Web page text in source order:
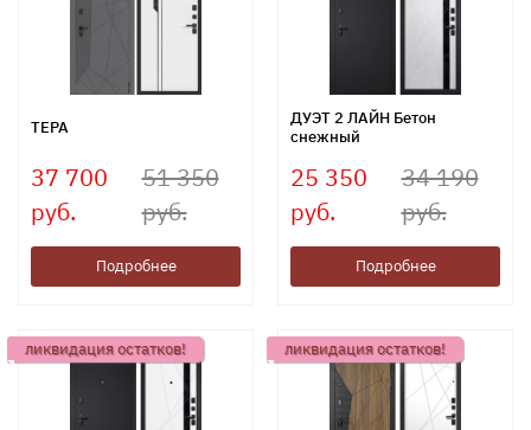
ТЕРА
37 700
руб.
51 350
руб.
Подробнее
ДУЭТ 2 ЛАЙН Бетон
снежный
25 350
руб.
34 190
руб.
Подробнее
ликвидация остатков! ликвидация остатков!